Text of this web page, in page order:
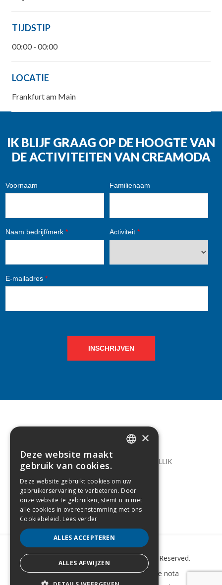
TIJDSTIP
00:00 - 00:00
LOCATIE
Frankfurt am Main
IK BLIJF GRAAG OP DE HOOGTE VAN
DE ACTIVITEITEN VAN CREAMODA
Voornaam Familienaam
Naam bedrijf/merk * Activiteit *
E-mailadres *
INSCHRIJVEN
CONTACT
LELIEGAARDE 22, B-1731 ZELLIK
02/238.10.11
INFO@CREAMODA.BE
BE0407.694.265
Copyright © 2022 Creamoda. All Rights Reserved.
Sitemap–Cookie Policy–Wettelijke nota
×
Deze website maakt
gebruik van cookies.
Deze website gebruikt cookies om uw
gebruikerservaring te verbeteren. Door
onze website te gebruiken, stemt u in met
alle cookies in overeenstemming met ons
Cookiebeleid. Lees verder
ALLES ACCEPTEREN
ALLES AFWIJZEN